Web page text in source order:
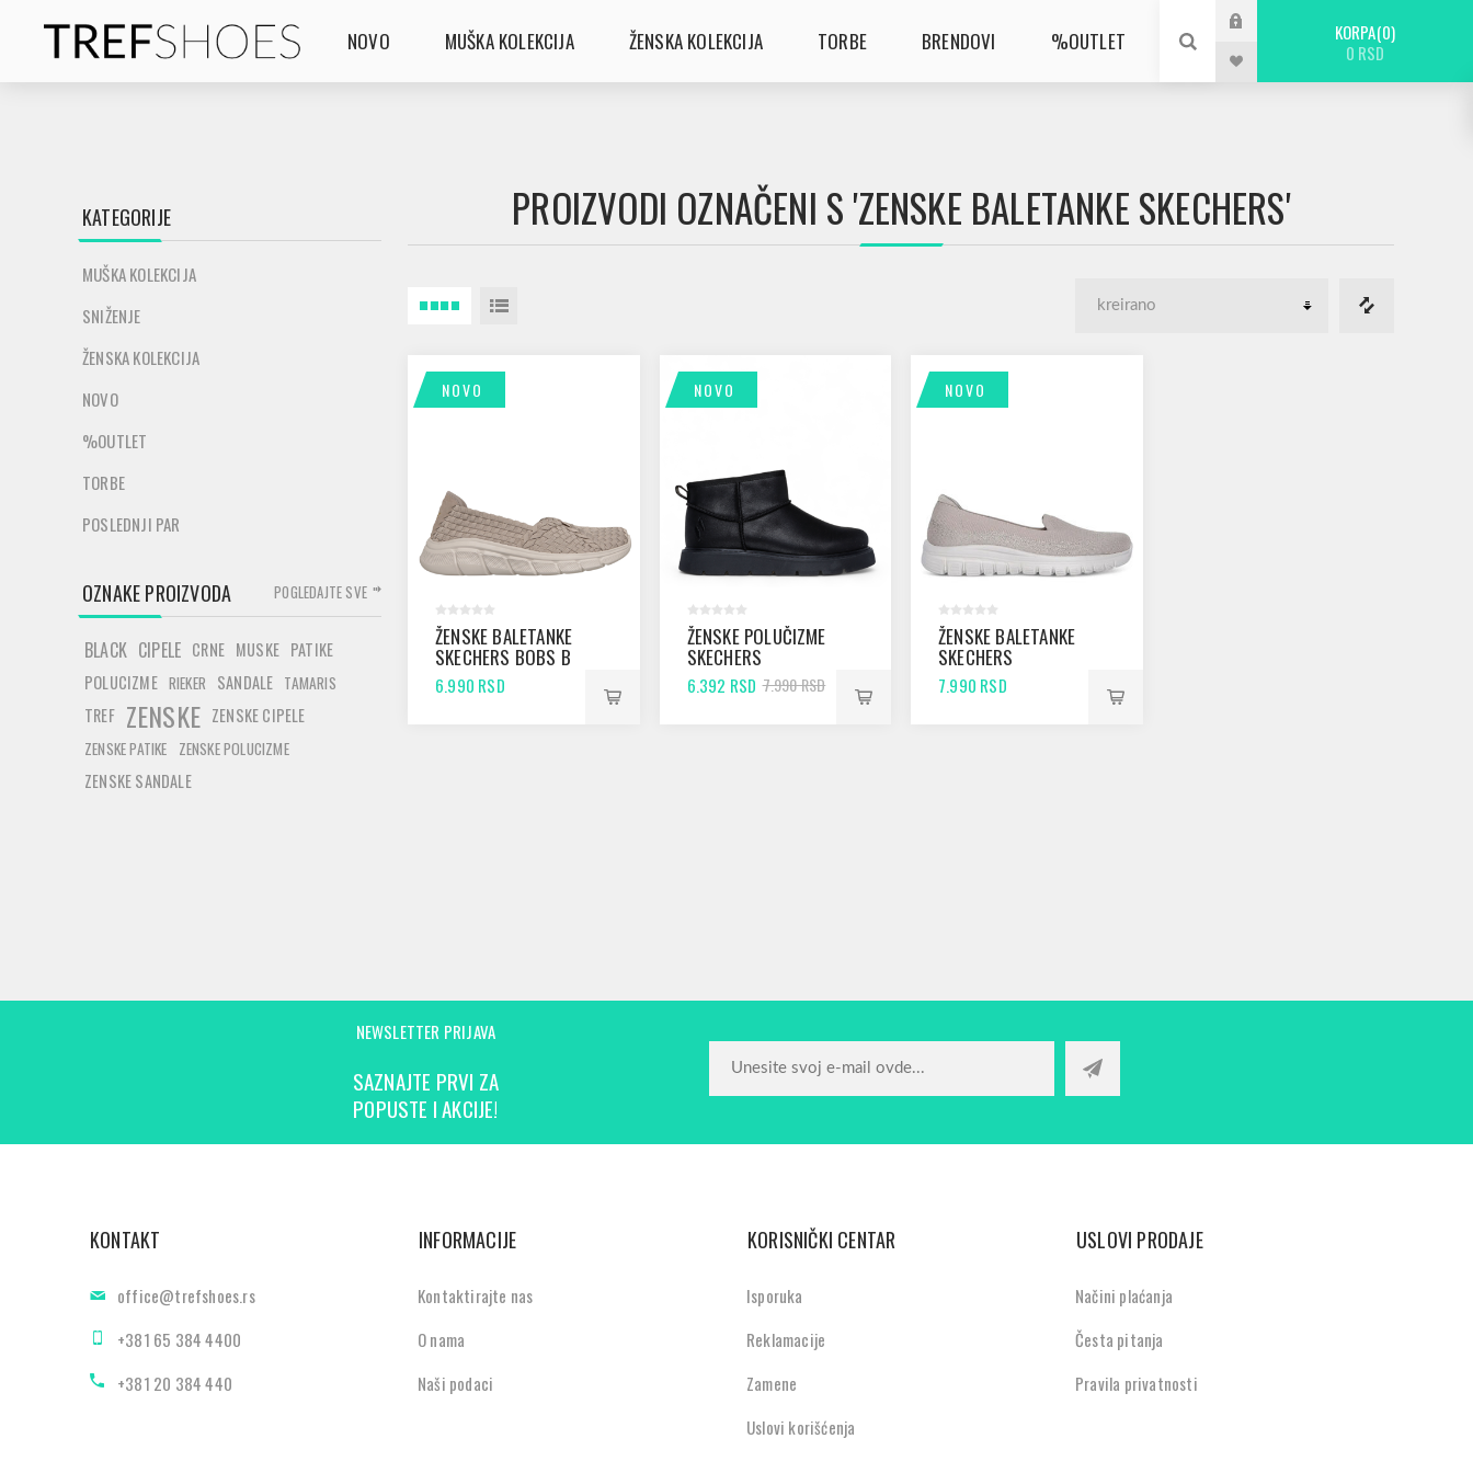
NOVO MUŠKA KOLEKCIJA ŽENSKA KOLEKCIJA TORBE BRENDOVI %OUTLET KORPA 0
0 RSD
PROIZVODI OZNAČENI S 'ZENSKE BALETANKE SKECHERS'
NOVO
ŽENSKE BALETANKE
SKECHERS BOBS B
FLEX TAUPE
6.990 RSD
NOVO
ŽENSKE POLUČIZME
SKECHERS
KEEPSAKES - SNOW
BIRD BLACK
6.392 RSD 7.990 RSD
NOVO
ŽENSKE BALETANKE
SKECHERS
GRACEFUL - VIEW
FINDER TAUPE
7.990 RSD
KATEGORIJE
MUŠKA KOLEKCIJA
SNIŽENJE
ŽENSKA KOLEKCIJA
NOVO
%OUTLET
TORBE
POSLEDNJI PAR
OZNAKE PROIZVODA
BLACK CIPELE CRNE MUSKE PATIKE
POLUCIZME RIEKER SANDALE TAMARIS
TREF ZENSKE ZENSKE CIPELE
ZENSKE PATIKE ZENSKE POLUCIZME
ZENSKE SANDALE
POGLEDAJTE SVE
NEWSLETTER PRIJAVA
SAZNAJTE PRVI ZA
POPUSTE I AKCIJE!
KONTAKT
office@trefshoes.rs
+381 65 384 4400
+381 20 384 440
INFORMACIJE
Kontaktirajte nas
O nama
Naši podaci
KORISNIČKI CENTAR
Isporuka
Reklamacije
Zamene
Uslovi korišćenja
USLOVI PRODAJE
Načini plaćanja
Česta pitanja
Pravila privatnosti